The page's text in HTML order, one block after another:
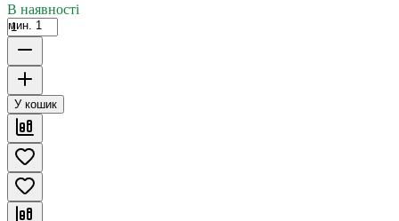
В наявності
мин. 1
У кошик